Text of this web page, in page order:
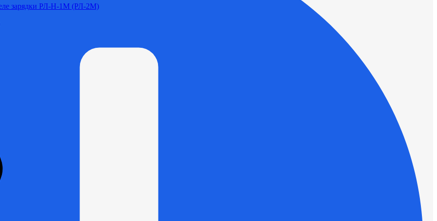
зарядки РЛ-Н-1М (РЛ-2М)